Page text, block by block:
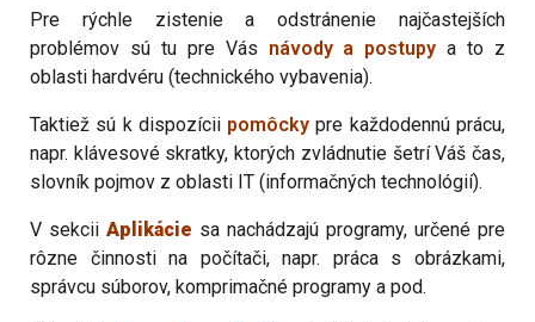
Pre rýchle zistenie a odstránenie najčastejších
problémov sú tu pre Vás návody a postupy a to z
oblasti hardvéru (technického vybavenia).
Taktiež sú k dispozícii pomôcky pre každodennú prácu,
napr. klávesové skratky, ktorých zvládnutie šetrí Váš čas,
slovník pojmov z oblasti IT (informačných technológií).
V sekcii Aplikácie sa nachádzajú programy, určené pre
rôzne činnosti na počítači, napr. práca s obrázkami,
správcu súborov, komprimačné programy a pod.